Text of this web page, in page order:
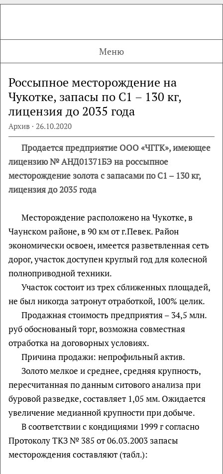
Меню
Россыпное месторождение на
Чукотке, запасы по С1 – 130 кг,
лицензия до 2035 года
Архив · 26.10.2020
Продается предприятие ООО «ЧГГК», имеющее
лицензию № АНД01371БЭ на россыпное
месторождение золота с запасами по С1 – 130 кг,
лицензия до 2035 года
Месторождение расположено на Чукотке, в
Чаунском районе, в 90 км от г.Певек. Район
экономически освоен, имеется разветвленная сеть
дорог, участок доступен круглый год для колесной
полноприводной техники.
Участок состоит из трех сближенных площадей,
не был никогда затронут отработкой, 100% целик.
Продажная стоимость предприятия – 34,5 млн.
руб обоснованый торг, возможна совместная
отработка на договорных условиях.
Причина продажи: непрофильный актив.
Золото мелкое и среднее, средняя крупность,
пересчитанная по данным ситового анализа при
буровой разведке, составляет 1,05 мм. Ожидается
увеличение медианной крупности при добыче.
В соответствии с кондициями 1999 г согласно
Протоколу ТКЗ № 385 от 06.03.2003 запасы
месторождения составляют (табл.):